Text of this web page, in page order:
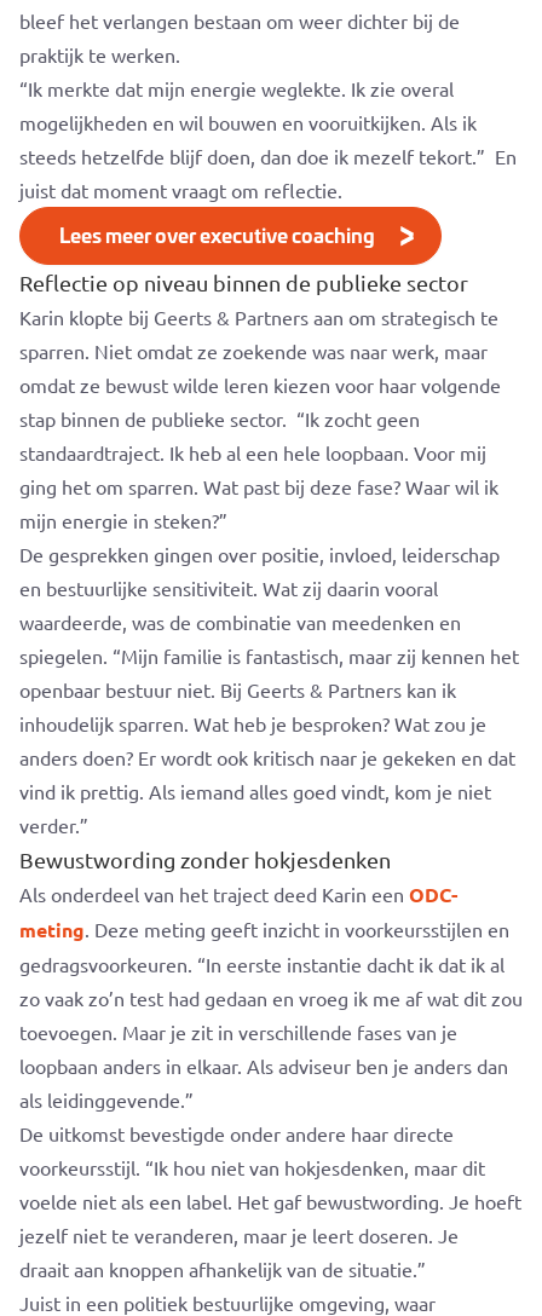
bleef het verlangen bestaan om weer dichter bij de
praktijk te werken.
“Ik merkte dat mijn energie weglekte. Ik zie overal
mogelijkheden en wil bouwen en vooruitkijken. Als ik
steeds hetzelfde blijf doen, dan doe ik mezelf tekort.” En
juist dat moment vraagt om reflectie.
Lees meer over executive coaching
Reflectie op niveau binnen de publieke sector
Karin klopte bij Geerts & Partners aan om strategisch te
sparren. Niet omdat ze zoekende was naar werk, maar
omdat ze bewust wilde leren kiezen voor haar volgende
stap binnen de publieke sector. “Ik zocht geen
standaardtraject. Ik heb al een hele loopbaan. Voor mij
ging het om sparren. Wat past bij deze fase? Waar wil ik
mijn energie in steken?”
De gesprekken gingen over positie, invloed, leiderschap
en bestuurlijke sensitiviteit. Wat zij daarin vooral
waardeerde, was de combinatie van meedenken en
spiegelen. “Mijn familie is fantastisch, maar zij kennen het
openbaar bestuur niet. Bij Geerts & Partners kan ik
inhoudelijk sparren. Wat heb je besproken? Wat zou je
anders doen? Er wordt ook kritisch naar je gekeken en dat
vind ik prettig. Als iemand alles goed vindt, kom je niet
verder.”
Bewustwording zonder hokjesdenken
Als onderdeel van het traject deed Karin een ODC-
meting. Deze meting geeft inzicht in voorkeursstijlen en
gedragsvoorkeuren. “In eerste instantie dacht ik dat ik al
zo vaak zo’n test had gedaan en vroeg ik me af wat dit zou
toevoegen. Maar je zit in verschillende fases van je
loopbaan anders in elkaar. Als adviseur ben je anders dan
als leidinggevende.”
De uitkomst bevestigde onder andere haar directe
voorkeursstijl. “Ik hou niet van hokjesdenken, maar dit
voelde niet als een label. Het gaf bewustwording. Je hoeft
jezelf niet te veranderen, maar je leert doseren. Je
draait aan knoppen afhankelijk van de situatie.”
Juist in een politiek bestuurlijke omgeving, waar